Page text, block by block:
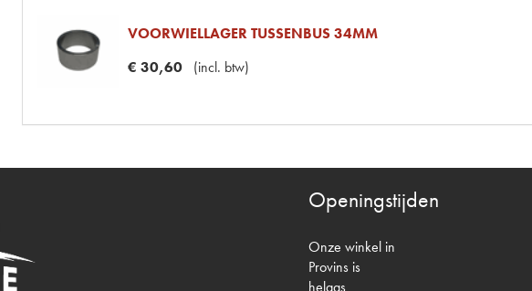
VOORWIELLAGER TUSSENBUS 34MM
€ 30,60 (incl. btw)
Openingstijden
Onze winkel in
Provins is
helaas